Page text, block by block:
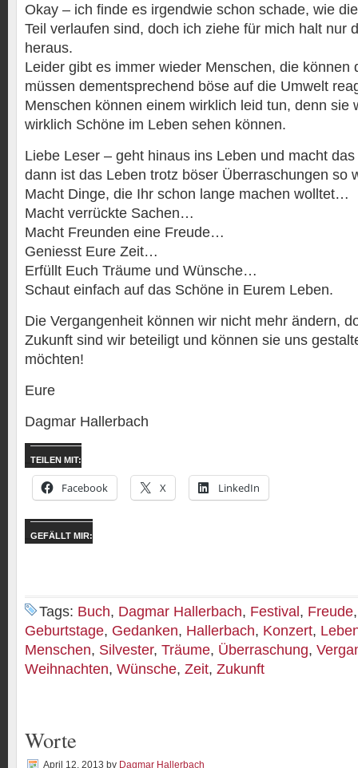
Okay – ich finde es irgendwie schon schade, wie
Teil verlaufen sind, doch ich ziehe für mich halt nur
heraus.
Leider gibt es immer wieder Menschen, die können
müssen dementsprechend böse auf die Umwelt
Menschen können einem wirklich leid tun, denn sie
wirklich Schöne im Leben sehen können.
Liebe Leser – geht hinaus ins Leben und macht
dann ist das Leben trotz böser Überraschungen so
Macht Dinge, die Ihr schon lange machen wolltet…
Macht verrückte Sachen…
Macht Freunden eine Freude…
Geniesst Eure Zeit…
Erfüllt Euch Träume und Wünsche…
Schaut einfach auf das Schöne in Eurem Leben.
Die Vergangenheit können wir nicht mehr ändern,
Zukunft sind wir beteiligt und können sie uns
möchten!
Eure
Dagmar Hallerbach
TEILEN MIT:
Facebook X LinkedIn
GEFÄLLT MIR:
Tags: Buch, Dagmar Hallerbach, Festival , Freude
Geburtstage, Gedanken, Hallerbach, Konzert,
Menschen, Silvester, Träume, Überraschung,
Weihnachten, Wünsche, Zeit, Zukunft
Worte
April 12, 2013 by Dagmar Hallerbach